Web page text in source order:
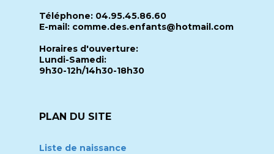
Téléphone: 04.95.45.86.60
E-mail: comme.des.enfants@hotmail.com
Horaires d'ouverture:
Lundi-Samedi:
9h30-12h/14h30-18h30
PLAN DU SITE
Liste de naissance